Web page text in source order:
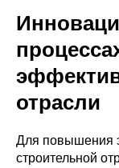
отрасли
Для повышения
строительной